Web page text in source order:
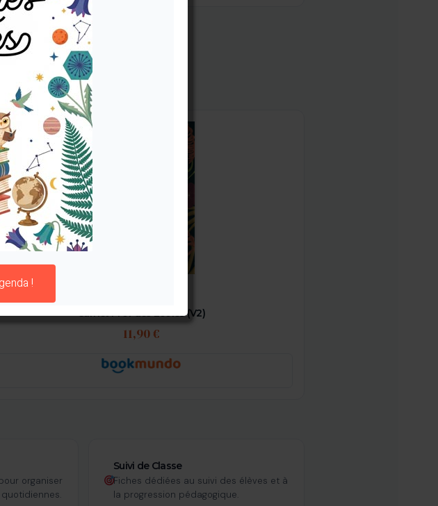
Carnet
pour varier les plaisirs.
Carnet Prof des Écoles (V2)
11,90 €
organiser
Suivi de Classe
Fiches dédiées au suivi des élèves et à
la progression pédagogique.
!